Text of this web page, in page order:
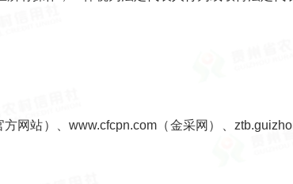
网站）、www.cfcpn.com（金采网）、